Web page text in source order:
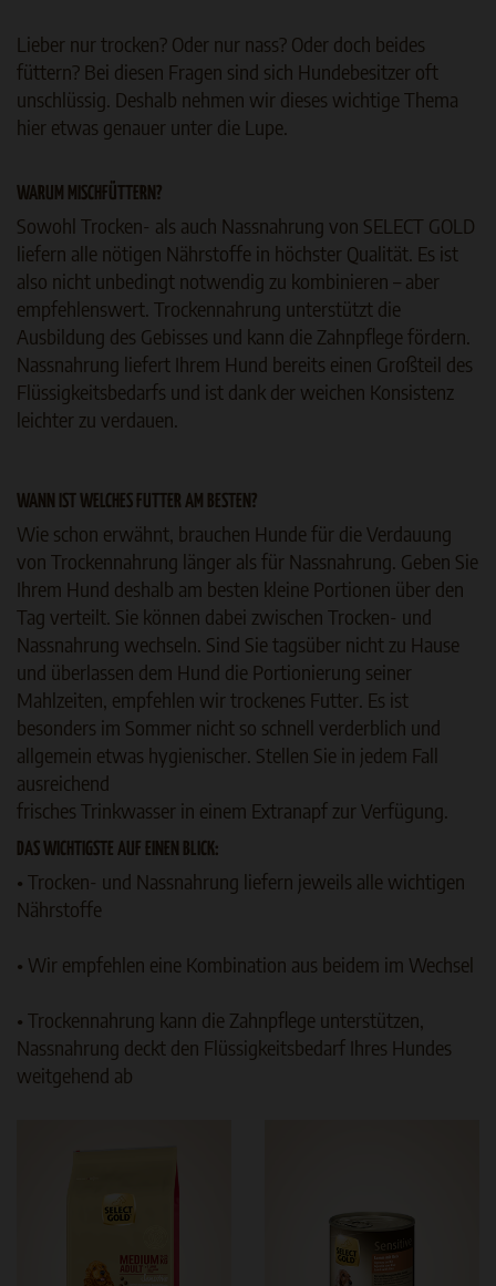
Lieber nur trocken? Oder nur nass? Oder doch beides
füttern? Bei diesen Fragen sind sich Hundebesitzer oft
unschlüssig. Deshalb nehmen wir dieses wichtige Thema
hier etwas genauer unter die Lupe.
WARUM MISCHFÜTTERN?
Sowohl Trocken- als auch Nassnahrung von SELECT GOLD
liefern alle nötigen Nährstoffe in höchster Qualität. Es ist
also nicht unbedingt notwendig zu kombinieren – aber
empfehlenswert. Trockennahrung unterstützt die
Ausbildung des Gebisses und kann die Zahnpflege fördern.
Nassnahrung liefert Ihrem Hund bereits einen Großteil des
Flüssigkeitsbedarfs und ist dank der weichen Konsistenz
leichter zu verdauen.
WANN IST WELCHES FUTTER AM BESTEN?
Wie schon erwähnt, brauchen Hunde für die Verdauung
von Trockennahrung länger als für Nassnahrung. Geben Sie
Ihrem Hund deshalb am besten kleine Portionen über den
Tag verteilt. Sie können dabei zwischen Trocken- und
Nassnahrung wechseln. Sind Sie tagsüber nicht zu Hause
und überlassen dem Hund die Portionierung seiner
Mahlzeiten, empfehlen wir trockenes Futter. Es ist
besonders im Sommer nicht so schnell verderblich und
allgemein etwas hygienischer. Stellen Sie in jedem Fall
ausreichend
frisches Trinkwasser in einem Extranapf zur Verfügung.
DAS WICHTIGSTE AUF EINEN BLICK:
• Trocken- und Nassnahrung liefern jeweils alle wichtigen
Nährstoffe
• Wir empfehlen eine Kombination aus beidem im Wechsel
• Trockennahrung kann die Zahnpflege unterstützen,
Nassnahrung deckt den Flüssigkeitsbedarf Ihres Hundes
weitgehend ab